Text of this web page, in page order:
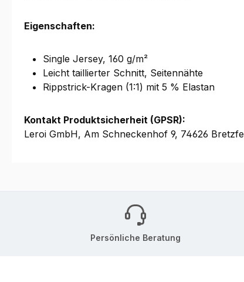
Eigenschaften:
Single Jersey, 160 g/m²
Leicht taillierter Schnitt, Seitennähte
Rippstrick-Kragen (1:1) mit 5 % Elastan
Kontakt Produktsicherheit (GPSR):
Leroi GmbH, Am Schneckenhof 9, 74626
Persönliche Beratung